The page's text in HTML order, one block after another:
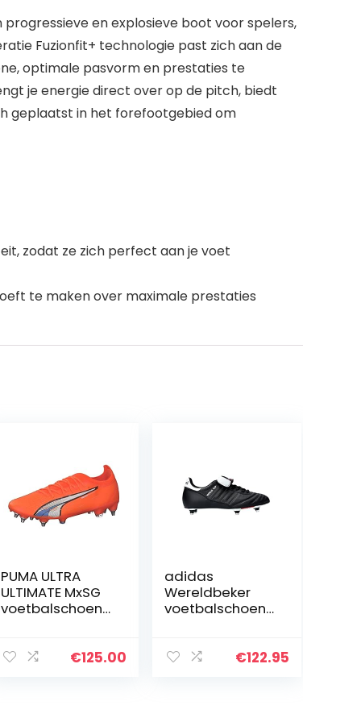
progressieve en explosieve boot voor spelers,
Fuzionfit+ technologie past zich aan de
optimale pasvorm en prestaties te
je energie direct over op de pitch, biedt
geplaatst in het forefootgebied om
zodat ze zich perfect aan je voet
te maken over maximale prestaties
PUMA ULTRA
ULTIMATE MxSG
voetbalschoene
€125.00
adidas
Wereldbeker
voetbalschoen
36 EU
€122.95